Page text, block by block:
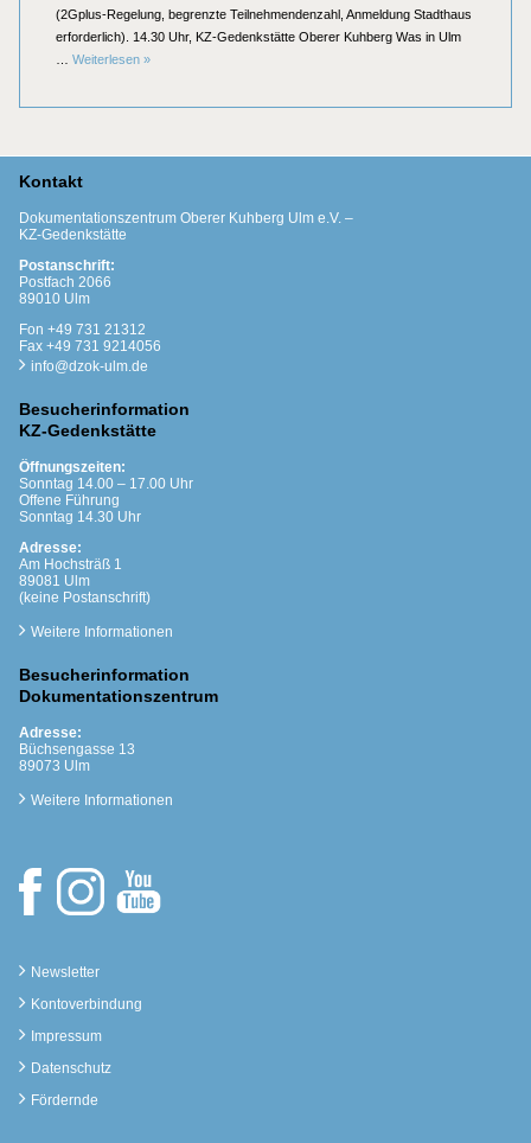
(2Gplus-Regelung, begrenzte Teilnehmendenzahl, Anmeldung Stadthaus
erforderlich). 14.30 Uhr, KZ-Gedenkstätte Oberer Kuhberg Was in Ulm
Weiterlesen Gedenktag für die Opfer des Nationalsozialismus
»
Kontakt
Dokumentationszentrum Oberer Kuhberg Ulm e.V. –
KZ-Gedenkstätte
Postanschrift:
Postfach 2066
89010 Ulm
Fon +49 731 21312
Fax +49 731 9214056
info@dzok-ulm.de
Besucherinformation
KZ-Gedenkstätte
Öffnungszeiten:
Sonntag 14.00 – 17.00 Uhr
Offene Führung
Sonntag 14.30 Uhr
Adresse:
Am Hochsträß 1
89081 Ulm
(keine Postanschrift)
Weitere Informationen
Besucherinformation
Dokumentationszentrum
Adresse:
Büchsengasse 13
89073 Ulm
Weitere Informationen
Newsletter
Kontoverbindung
Impressum
Datenschutz
Fördernde